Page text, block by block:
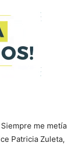
me metía
Patricia Zuleta,